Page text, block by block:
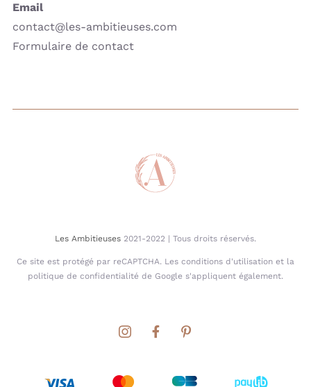
Email
contact@les-ambitieuses.com
Formulaire de contact
Les Ambitieuses 2021-2022 | Tous droits réservés.
Ce site est protégé par reCAPTCHA. Les conditions d'utilisation et la
politique de confidentialité de Google s'appliquent également.